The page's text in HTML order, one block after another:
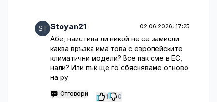
Stoyan21 02.06.2026, 17:25
Абе, наистина ли никой не се замисли
каква връзка има това с европейските
климатични модели? Все пак сме в ЕС,
нали? Или пък ще го обясняваме отново
на ру
Отговори 1 0